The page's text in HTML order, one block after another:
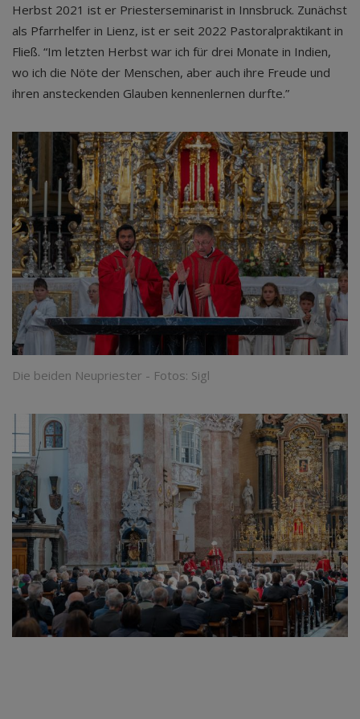
Herbst 2021 ist er Priesterseminarist in Innsbruck. Zunächst
als Pfarrhelfer in Lienz, ist er seit 2022 Pastoralpraktikant in
Fließ. “Im letzten Herbst war ich für drei Monate in Indien,
wo ich die Nöte der Menschen, aber auch ihre Freude und
ihren ansteckenden Glauben kennenlernen durfte.”
Die beiden Neupriester - Fotos: Sigl